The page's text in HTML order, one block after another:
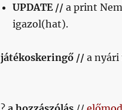
UPDATE //a print
igazol(hat).
játékoskeringő //a nyári